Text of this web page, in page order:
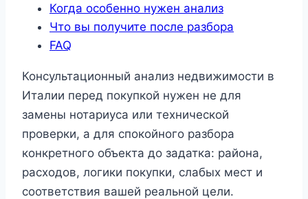
Когда особенно нужен анализ
Что вы получите после разбора
FAQ
Консультационный анализ недвижимости в
Италии перед покупкой нужен не для
замены нотариуса или технической
проверки, а для спокойного разбора
конкретного объекта до задатка: района,
расходов, логики покупки, слабых мест и
соответствия вашей реальной цели.